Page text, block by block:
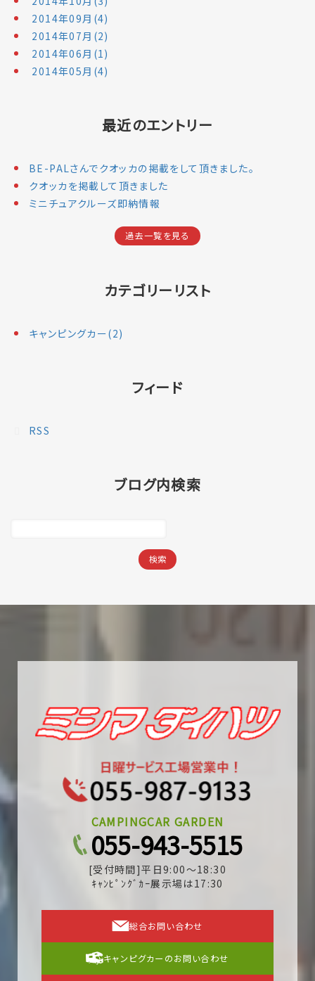
2014年09月(4)
2014年07月(2)
2014年06月(1)
2014年05月(4)
最近のエントリー
BE-PALさんでクオッカの掲載をして頂きました。
クオッカを掲載して頂きました
ミニチュアクルーズ即納情報
過去一覧を見る
カテゴリーリスト
キャンピングカー(2)
フィード
RSS
ブログ内検索
CAMPINGCAR GARDEN
055-943-5515
[受付時間]平日9:00～18:30
ｷｬﾝﾋﾟﾝｸﾞｶｰ展示場は17:30
総合お問い合わせ
キャンピグカーのお問い合わせ